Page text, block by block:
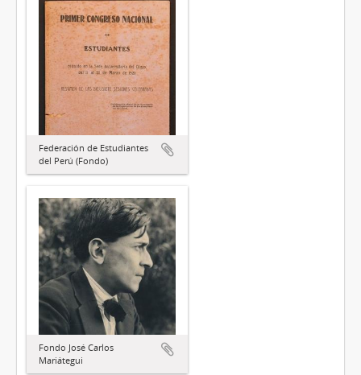
Federación de Estudiantes
del Perú (Fondo)
Fondo José Carlos
Mariátegui